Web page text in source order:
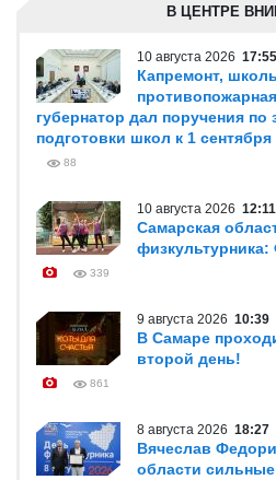
В ЦЕНТРЕ
10 августа 2026 17:55
Капремонт,
губернатор дал поручения
подготовки школ к 1 сентября
88
10 августа 2026 12:11
Самарская
339
9 августа 2026 10:39
В Самаре
второй день!
861
8 августа 2026 18:27
Вячеслав
области